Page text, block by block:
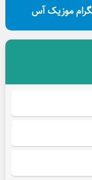
موزیک آس